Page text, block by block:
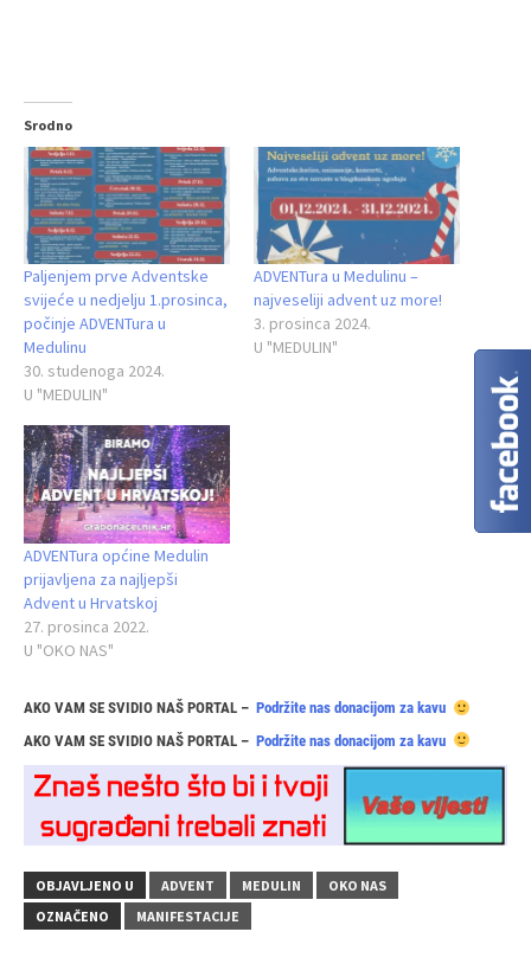
Srodno
Paljenjem prve Adventske
svijeće u nedjelju 1.prosinca,
počinje ADVENTura u
Medulinu
30. studenoga 2024.
U "MEDULIN"
ADVENTura u Medulinu –
najveseliji advent uz more!
3. prosinca 2024.
U "MEDULIN"
ADVENTura općine Medulin
prijavljena za najljepši
Advent u Hrvatskoj
27. prosinca 2022.
U "OKO NAS"
AKO VAM SE SVIDIO NAŠ PORTAL – Podržite nas donacijom za kavu
AKO VAM SE SVIDIO NAŠ PORTAL – Podržite nas donacijom za kavu
OBJAVLJENO U ADVENT MEDULIN
OKO NAS
OZNAČENO
MANIFESTACIJE